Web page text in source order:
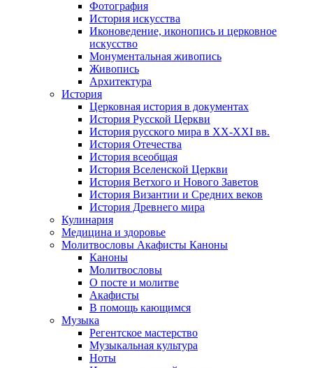
Фотография
История искусства
Иконоведение, иконопись и церковное
искусство
Монументальная живопись
Живопись
Архитектура
История
Церковная история в документах
История Русской Церкви
История русского мира в ХХ-ХХI вв.
История Отечества
История всеобщая
История Вселенской Церкви
История Ветхого и Нового Заветов
История Византии и Средних веков
История Древнего мира
Кулинария
Медицина и здоровье
Молитвословы Акафисты Каноны
Каноны
Молитвословы
О посте и молитве
Акафисты
В помощь кающимся
Музыка
Регентское мастерство
Музыкальная культура
Ноты